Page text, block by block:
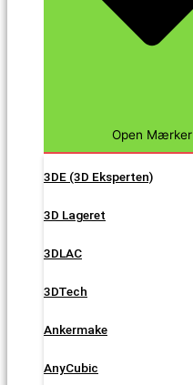
Open Mærker
3DE (3D Eksperten)
3D Lageret
3DLAC
3DTech
Ankermake
AnyCubic